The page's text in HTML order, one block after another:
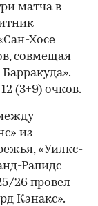
матча в
Хосе
совмещая
(3+9) очков.
из
«Уилкс-
Рапидс
26 провел
Кэнакс».